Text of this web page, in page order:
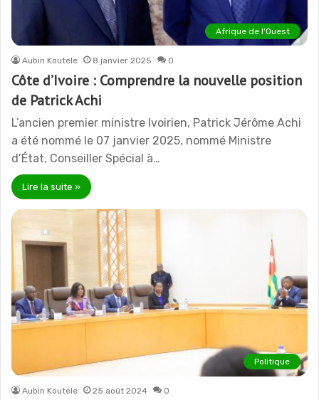
Afrique de l'Ouest
Aubin Koutele 8 janvier 2025 0
Côte d’Ivoire : Comprendre la nouvelle position
de Patrick Achi
L’ancien premier ministre Ivoirien, Patrick Jérôme Achi
a été nommé le 07 janvier 2025, nommé Ministre
d’État, Conseiller Spécial à…
Lire la suite »
Politique
Aubin Koutele 25 août 2024 0